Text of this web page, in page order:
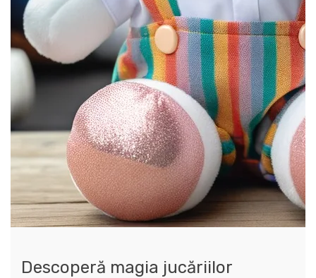
Descoperă magia jucăriilor